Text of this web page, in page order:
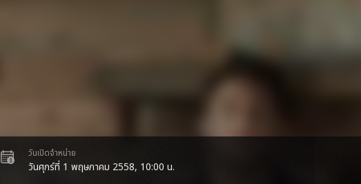
วันเปิดจำหน่าย
วันศุกร์ที่ 1 พฤษภาคม 2558, 10:00 น.